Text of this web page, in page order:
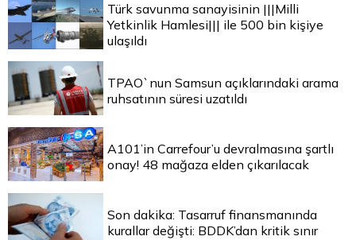
Türk savunma sanayisinin |||Milli
Yetkinlik Hamlesi||| ile 500 bin kişiye
ulaşıldı
TPAO`nun Samsun açıklarındaki arama
ruhsatının süresi uzatıldı
A101’in Carrefour’u devralmasına şartlı
onay! 48 mağaza elden çıkarılacak
Son dakika: Tasarruf finansmanında
kurallar değişti: BDDK’dan kritik sınır